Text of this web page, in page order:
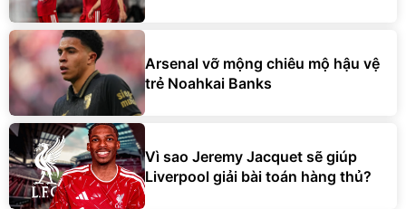
Arsenal vỡ mộng chiêu mộ hậu vệ
trẻ Noahkai Banks
Vì sao Jeremy Jacquet sẽ giúp
Liverpool giải bài toán hàng thủ?